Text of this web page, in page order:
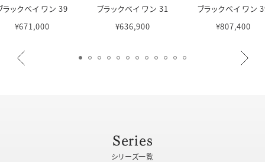
ラックベイ ワン 39
¥671,000
ブラックベイ ワン 31
¥636,900
ブラックベイ ワン
¥807,400
Series
シリーズ一覧